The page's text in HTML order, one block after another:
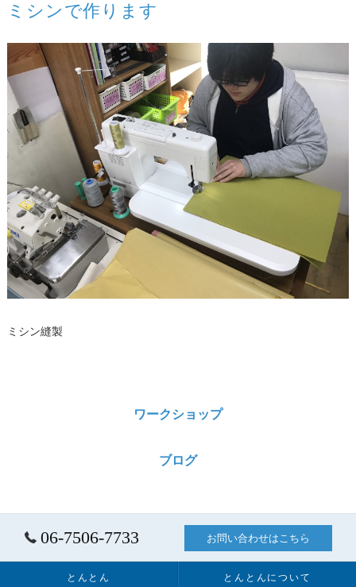
ミシンで作ります
ミシン縫製
ワークショップ
ブログ
06-7506-7733 お問い合わせはこちら
とんとん とんとんについて